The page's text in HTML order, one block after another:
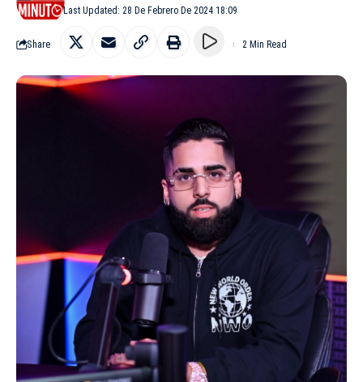
Last Updated: 28 De Febrero De 2024 18:09
Share 2 Min Read